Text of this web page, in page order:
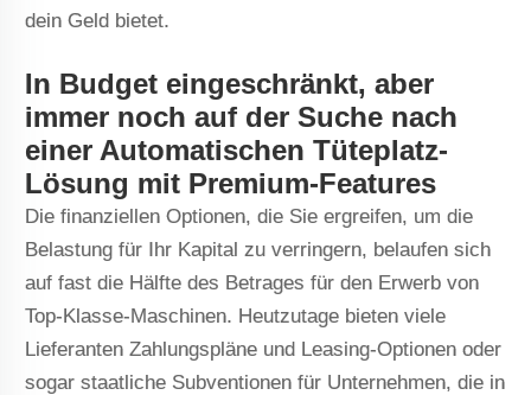
dein Geld bietet.
In Budget eingeschränkt, aber
immer noch auf der Suche nach
einer Automatischen Tüteplatz-
Lösung mit Premium-Features
Die finanziellen Optionen, die Sie ergreifen, um die
Belastung für Ihr Kapital zu verringern, belaufen sich
auf fast die Hälfte des Betrages für den Erwerb von
Top-Klasse-Maschinen. Heutzutage bieten viele
Lieferanten Zahlungspläne und Leasing-Optionen oder
sogar staatliche Subventionen für Unternehmen, die in